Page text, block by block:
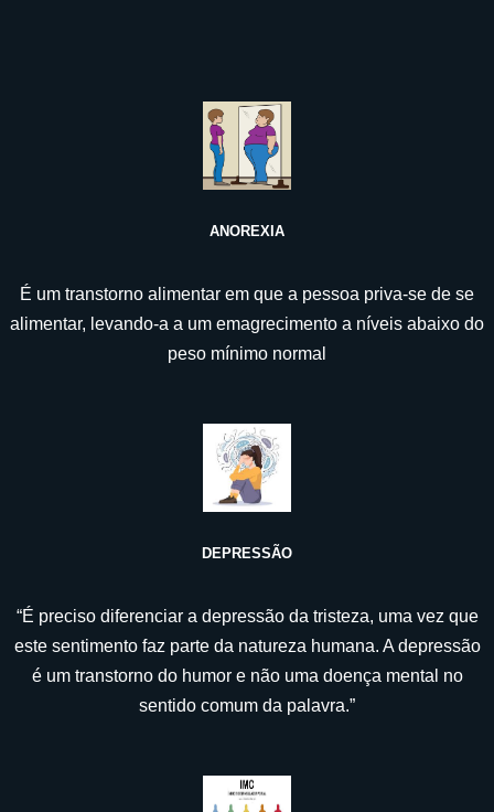
ANOREXIA
É um transtorno alimentar em que a pessoa priva-se de se
alimentar, levando-a a um emagrecimento a níveis abaixo do
peso mínimo normal
DEPRESSÃO
“É preciso diferenciar a depressão da tristeza, uma vez que
este sentimento faz parte da natureza humana. A depressão
é um transtorno do humor e não uma doença mental no
sentido comum da palavra.”